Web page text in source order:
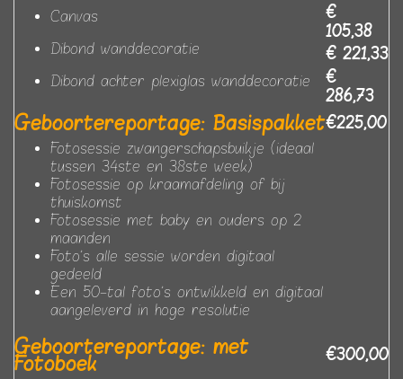
Canvas
€
105,38
Dibond wanddecoratie € 221,33
Dibond achter plexiglas wanddecoratie
€
286,73
Geboortereportage: Basispakket€225,00
Fotosessie zwangerschapsbuikje (ideaal
tussen 34ste en 38ste week)
Fotosessie op kraamafdeling of bij
thuiskomst
Fotosessie met baby en ouders op 2
maanden
Foto's alle sessie worden digitaal
gedeeld
Een 50-tal foto's ontwikkeld en digitaal
aangeleverd in hoge resolutie
Geboortereportage: met
Fotoboek €300,00